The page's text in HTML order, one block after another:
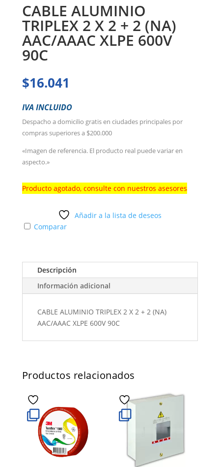
CABLE ALUMINIO
TRIPLEX 2 X 2 + 2 (NA)
AAC/AAAC XLPE 600V
90C
$16.041
IVA INCLUIDO
Despacho a domicilio gratis en ciudades principales por
compras superiores a $200.000
«Imagen de referencia. El producto real puede variar en
aspecto.»
Producto agotado, consulte con nuestros asesores
Añadir a la lista de deseos
Comparar
Descripción
Información adicional
CABLE ALUMINIO TRIPLEX 2 X 2 + 2 (NA)
AAC/AAAC XLPE 600V 90C
Productos relacionados